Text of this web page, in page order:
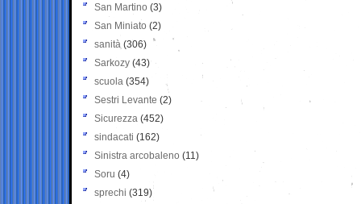
San Martino (3)
San Miniato (2)
sanità (306)
Sarkozy (43)
scuola (354)
Sestri Levante (2)
Sicurezza (452)
sindacati (162)
Sinistra arcobaleno (11)
Soru (4)
sprechi (319)